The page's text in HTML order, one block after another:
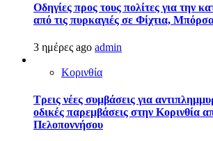
Οδηγίες προς τους πολίτες για την
από τις πυρκαγιές σε Φίχτια,
3 ημέρες ago admin
Κορινθία
Τρεις νέες συμβάσεις για
οδικές παρεμβάσεις στην Κορινθία
Πελοποννήσου